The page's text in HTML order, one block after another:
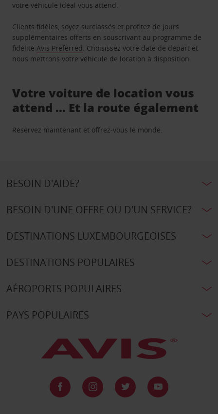
votre véhicule idéal vous attend.
Clients fidèles, soyez surclassés et profitez de jours
supplémentaires offerts en souscrivant au programme de
fidélitéAvis Preferred. Choisissez votre date de départ et
nous mettrons votre véhicule de location à disposition.
Votre voiture de location vous
attend … Et la route également
Réservez maintenant et offrez-vous le monde.
BESOIN D'AIDE?
BESOIN D'UNE OFFRE OU D'UN SERVICE?
DESTINATIONS LUXEMBOURGEOISES
DESTINATIONS POPULAIRES
AÉROPORTS POPULAIRES
PAYS POPULAIRES